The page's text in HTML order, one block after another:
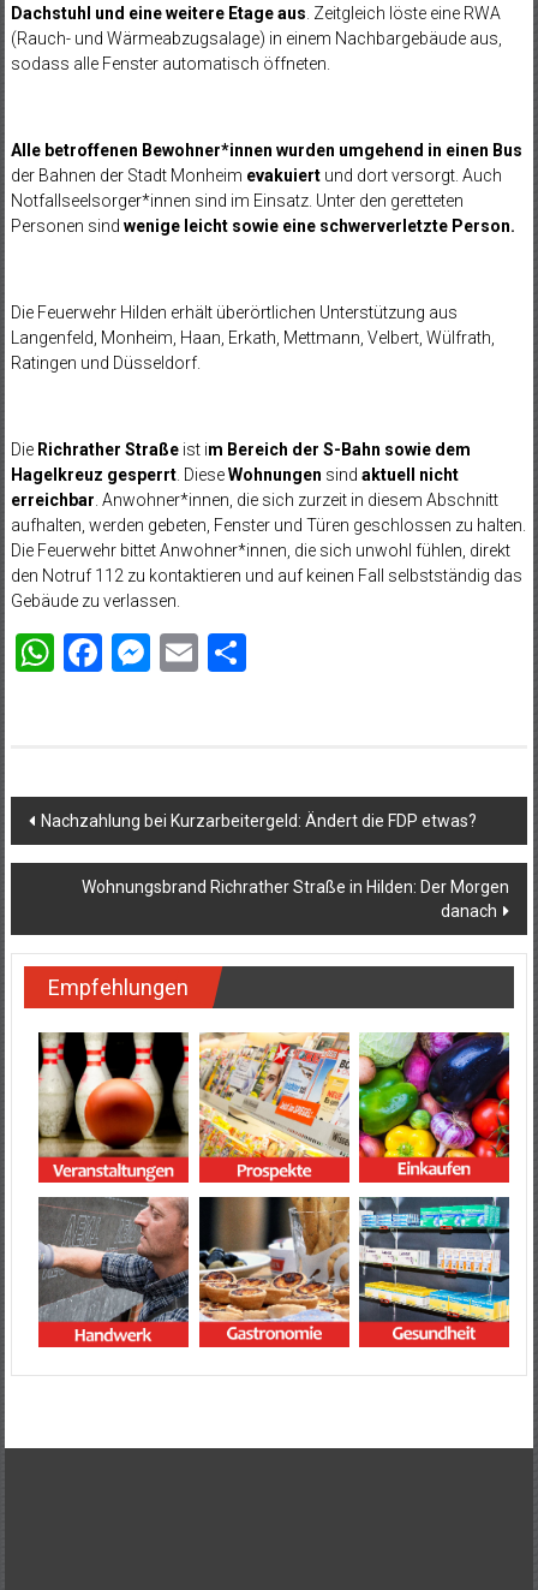
Dachstuhl und eine weitere Etage aus . Zeitgleich löste eine RWA
(Rauch- und Wärmeabzugsalage) in einem Nachbargebäude aus,
sodass alle Fenster automatisch öffneten.
Alle betroffenen Bewohner*innen wurden umgehend in einen Bus
der Bahnen der Stadt Monheim evakuiertund dort versorgt. Auch
Notfallseelsorger*innen sind im Einsatz. Unter den geretteten
Personen sind wenige leicht sowie eine schwerverletzte Person.
Die Feuerwehr Hilden erhält überörtlichen Unterstützung aus
Langenfeld, Monheim, Haan, Erkath, Mettmann, Velbert, Wülfrath,
Ratingen und Düsseldorf.
Die Richrather Straßeist im Bereich der S-Bahn sowie dem
Hagelkreuz gesperrt. DieseWohnungen sind aktuell nicht
erreichbar . Anwohner*innen, die sich zurzeit in diesem Abschnitt
aufhalten, werden gebeten, Fenster und Türen geschlossen zu halten.
Die Feuerwehr bittet Anwohner*innen, die sich unwohl fühlen, direkt
den Notruf 112 zu kontaktieren und auf keinen Fall selbstständig das
Gebäude zu verlassen.
WhatsApp
Facebook
Messenger
EmailTeilen
Beitragsnavigation
Nachzahlung bei Kurzarbeitergeld: Ändert die FDP etwas?
Wohnungsbrand Richrather Straße in Hilden: Der Morgen
danach
Empfehlungen